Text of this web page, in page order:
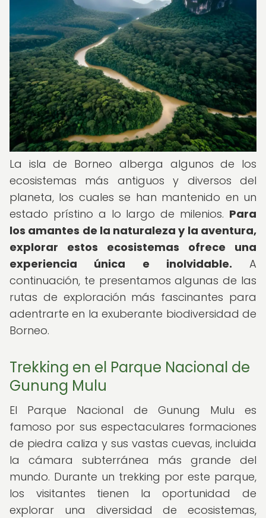
La isla de Borneo alberga algunos de los
ecosistemas más antiguos y diversos del
planeta, los cuales se han mantenido en un
estado prístino a lo largo de milenios. Para
los amantes de la naturaleza y la aventura,
explorar estos ecosistemas ofrece una
experiencia única e inolvidable. A
continuación, te presentamos algunas de las
rutas de exploración más fascinantes para
adentrarte en la exuberante biodiversidad de
Borneo.
Trekking en el Parque Nacional de
Gunung Mulu
El Parque Nacional de Gunung Mulu es
famoso por sus espectaculares formaciones
de piedra caliza y sus vastas cuevas, incluida
la cámara subterránea más grande del
mundo. Durante un trekking por este parque,
los visitantes tienen la oportunidad de
explorar una diversidad de ecosistemas,